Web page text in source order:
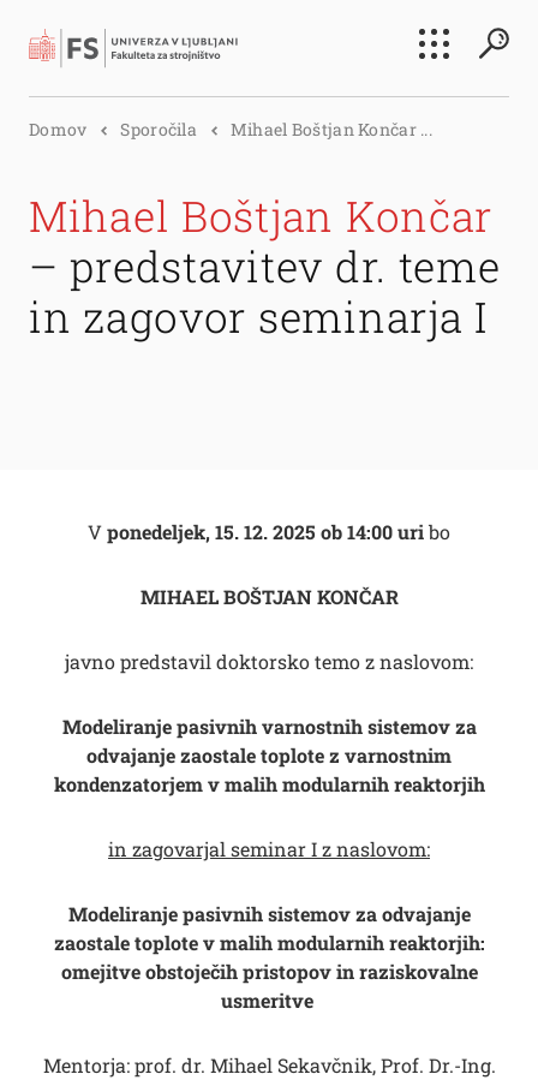
Išči
Domov Sporočila Mihael Boštjan Končar ...
Mihael Boštjan Končar
– predstavitev dr. teme
in zagovor seminarja I
Vponedeljek, 15. 12. 2025 ob 14:00 uribo
MIHAEL BOŠTJAN KONČAR
javno predstavil doktorsko temo z naslovom:
Modeliranje pasivnih varnostnih sistemov za
odvajanje zaostale toplote z varnostnim
kondenzatorjem v malih modularnih reaktorjih
in zagovarjal seminar I z naslovom:
Modeliranje pasivnih sistemov za odvajanje
zaostale toplote v malih modularnih reaktorjih:
omejitve obstoječih pristopov in raziskovalne
usmeritve
Mentorja: prof. dr. Mihael Sekavčnik, Prof. Dr.-Ing.